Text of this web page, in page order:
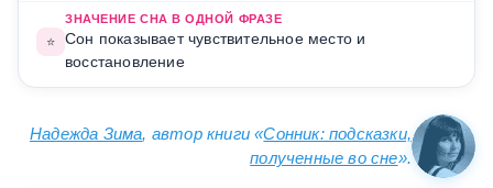
⭐
ЗНАЧЕНИЕ СНА В ОДНОЙ ФРАЗЕ
Сон показывает чувствительное место и
восстановление
Надежда Зима, автор книги «Сонник: подсказки,
полученные во сне».